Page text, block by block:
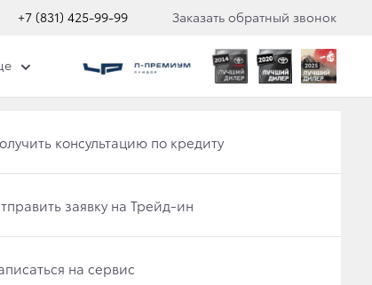
+7 (831) 425-99-99 Заказать обратный звонок
консультацию по кредиту
заявку на Трейд-ин
на сервис